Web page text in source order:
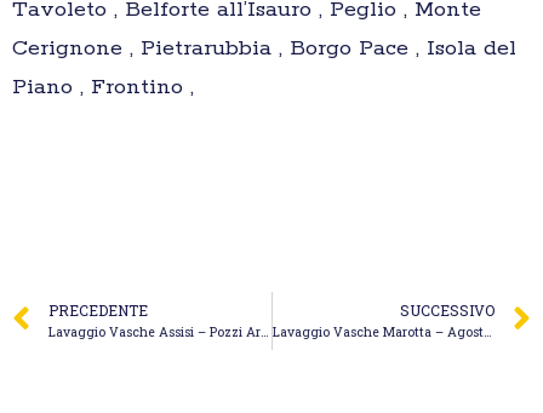
Tavoleto , Belforte all’Isauro , Peglio , Monte
Cerignone , Pietrarubbia , Borgo Pace , Isola del
Piano , Frontino ,
PRECEDENTE
Lavaggio Vasche Assisi – Pozzi Artesiani Poeta Paolo
SUCCESSIVO
Lavaggio Vasche Marotta – Agostinelli Autospurghi S.r.l.